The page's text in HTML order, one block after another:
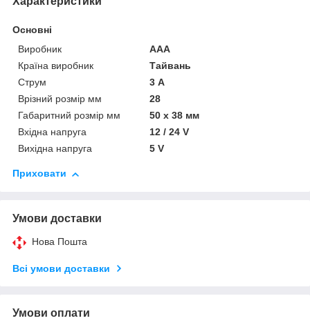
Основні
Виробник
ААА
Країна виробник
Тайвань
Струм
3 А
Врізний розмір мм
28
Габаритний розмір мм
50 x 38 мм
Вхідна напруга
12 / 24 V
Вихідна напруга
5 V
Приховати
Умови доставки
Нова Пошта
Всі умови доставки
Умови оплати